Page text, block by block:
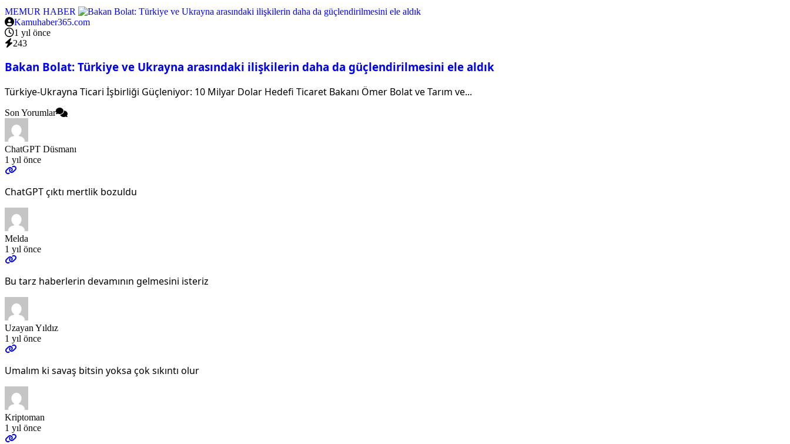
MEMUR HABER
Kamuhaber365.com
1 yıl önce
243
Bakan Bolat: Türkiye ve Ukrayna arasındaki ilişkilerin daha da güçlendirilmesini ele aldık
Türkiye-Ukrayna Ticari İşbirliği Güçleniyor: 10 Milyar Dolar Hedefi Ticaret Bakanı Ömer Bolat ve Tarım ve...
Son Yorumlar
ChatGPT Düsmanı
1 yıl önce
ChatGPT çıktı mertlik bozuldu
Melda
1 yıl önce
Bu tarz haberlerin devamının gelmesini isteriz
Uzayan Yıldız
1 yıl önce
Umalım ki savaş bitsin yoksa çok sıkıntı olur
Kriptoman
1 yıl önce